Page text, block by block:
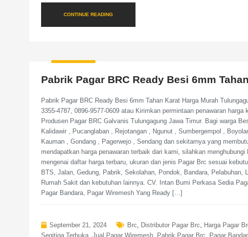
CONTINUE READING
Pabrik Pagar BRC Ready Besi 6mm
Pabrik Pagar BRC Ready Besi 6mm Tahan Karat Harga Murah
3355-4787, 0896-9577-0609 atau Kirimkan permintaan penawaran
Produsen Pagar BRC Galvanis Tulungagung Jawa Timur. Bagi warga
Kalidawir , Pucanglaban , Rejotangan , Ngunut , Sumbergempol ,
Kauman , Gondang , Pagerwejo , Sendang dan sekitarnya yang
mendapatkan harga penawaran terbaik dari kami, silahkan
mengenai daftar harga terbaru, ukuran dan jenis Pagar Brc sesuai
BTS, Jalan, Gedung, Pabrik, Sekolahan, Pondok, Bandara, Pelabuhan,
Rumah Sakit dan kebutuhan lainnya. CV. Intan Bumi Perkasa Sedia
Pagar Bandara, Pagar Wiremesh Yang Ready […]
September 21, 2024 Brc, Distributor Pagar Brc, Harga Pagar
Segitiga Terbuka Jual Pagar Wiremesh Pabrik Pagar Brc Pagar